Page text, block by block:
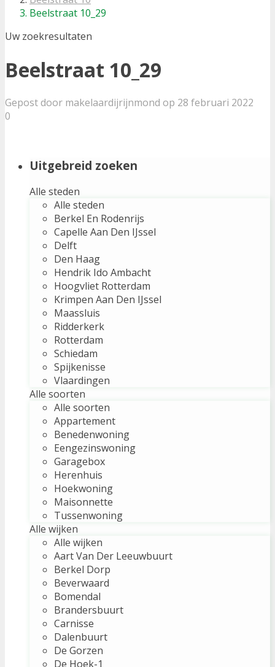
Beelstraat 10_29
Uw zoekresultaten
Beelstraat 10_29
Gepost door makelaardijrijnmond op 28 februari 2022
0
Uitgebreid zoeken
Alle steden
Alle steden
Berkel En Rodenrijs
Capelle Aan Den IJssel
Delft
Den Haag
Hendrik Ido Ambacht
Hoogvliet Rotterdam
Krimpen Aan Den IJssel
Maassluis
Ridderkerk
Rotterdam
Schiedam
Spijkenisse
Vlaardingen
Alle soorten
Alle soorten
Appartement
Benedenwoning
Eengezinswoning
Garagebox
Herenhuis
Hoekwoning
Maisonnette
Tussenwoning
Alle wijken
Alle wijken
Aart Van Der Leeuwbuurt
Berkel Dorp
Beverwaard
Bomendal
Brandersbuurt
Carnisse
Dalenbuurt
De Gorzen
De Hoek-1